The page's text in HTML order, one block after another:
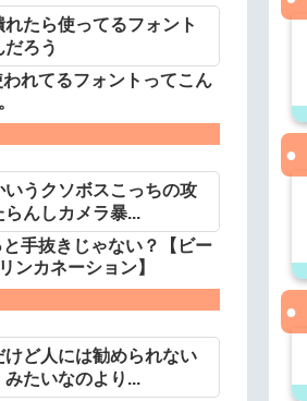
れたら使ってるフォント
ろう
れてるフォントってこん
いうクソボスこっちの攻
んしカメラ暴...
と手抜きじゃない？【ビー
ンカネーション】
ど人には勧められない
たいなのより...